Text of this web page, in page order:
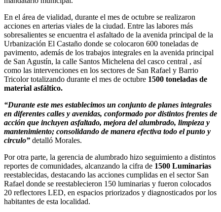
En el área de vialidad, durante el mes de octubre se realizaron
acciones en arterias viales de la ciudad. Entre las labores más
sobresalientes se encuentra el asfaltado de la avenida principal de la
Urbanización El Castaño donde se colocaron 600 toneladas de
pavimento, además de los trabajos integrales en la avenida principal
de San Agustín, la calle Santos Michelena del casco central , así
como las intervenciones en los sectores de San Rafael y Barrio
Tricolor totalizando durante el mes de octubre 1500 toneladas de
material asfáltico.
“Durante este mes establecimos un conjunto de planes integrales
en diferentes calles y avenidas, conformado por distintos frentes de
acción que incluyen asfaltado, mejora del alumbrado, limpieza y
mantenimiento; consolidando de manera efectiva todo el punto y
circulo” detalló Morales.
Por otra parte, la gerencia de alumbrado hizo seguimiento a distintos
reportes de comunidades, alcanzando la cifra de 1500 Luminarias
reestablecidas, destacando las acciones cumplidas en el sector San
Rafael donde se reestablecieron 150 luminarias y fueron colocados
20 reflectores LED, en espacios priorizados y diagnosticados por los
habitantes de esta localidad.